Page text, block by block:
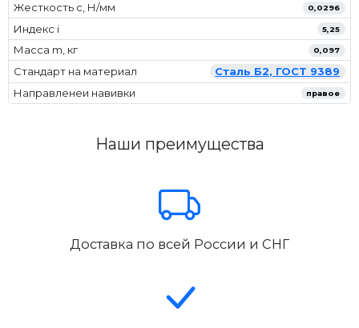
Жесткость с, Н/мм 0,0296
Индекс i 5,25
Масса m, кг 0,097
Стандарт на материал
Сталь Б2, ГОСТ 9389
Направленеи навивки
правое
Наши преимущества
Доставка по всей России и СНГ